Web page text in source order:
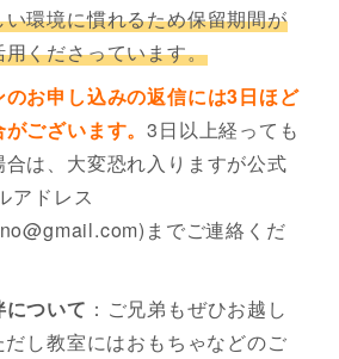
環境に慣れるため保留期間が
くださっています。
お申し込みの返信には3日ほど
がございます。3日以上経っても
は、大変恐れ入りますが公式
アドレス
までご連絡くだ
について ：ご兄弟もぜひお越し
だし教室にはおもちゃなどのご